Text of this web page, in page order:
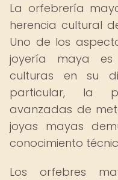
La orfebrería
herencia cultural
Uno de los
joyería maya
culturas en su
particular, la
avanzadas de
joyas mayas
conocimiento
Los orfebres